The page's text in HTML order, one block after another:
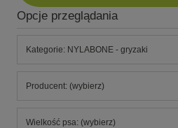
Opcje przeglądania
Kategorie: NYLABONE - gryzaki
Producent: (wybierz)
Wielkość psa: (wybierz)